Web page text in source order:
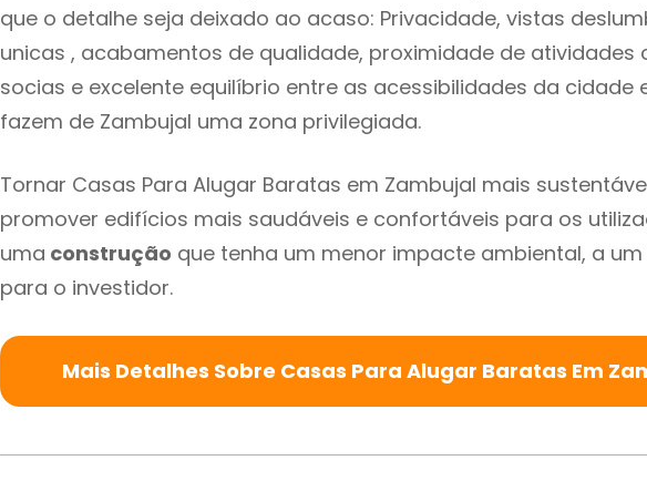
que o detalhe seja deixado ao acaso: Privacidade, vistas
unicas , acabamentos de qualidade, proximidade de atividades
socias e excelente equilíbrio entre as acessibilidades da cidade
fazem de Zambujal uma zona privilegiada.
Tornar Casas Para Alugar Baratas em Zambujal mais
promover edifícios mais saudáveis e confortáveis para os
uma construção que tenha um menor impacte ambiental, a
para o investidor.
Mais Detalhes Sobre Casas Para Alugar Baratas Em